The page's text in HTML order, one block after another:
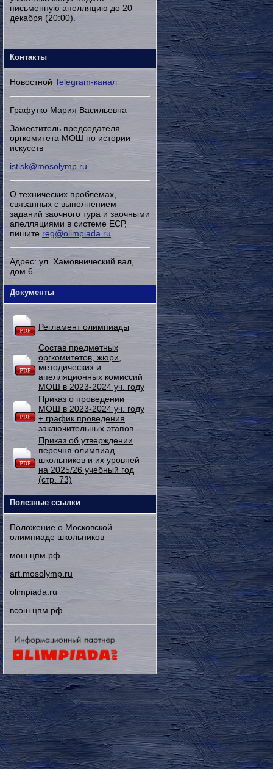
письменную апелляцию до 20
декабря (20:00).
Контакты
Новостной Telegram-канал
Графутко Мария Васильевна
Заместитель председателя
оргкомитета МОШ по истории
искусств
istisk@mosolymp.ru
О технических проблемах,
связанных с выполнением
заданий заочного тура и заочными
апелляциями в системе ЕСР,
пишите reg@olimpiada.ru
Адрес: ул. Хамовнический вал,
дом 6.
Документы
Регламент олимпиады
Состав предметных
оргкомитетов, жюри,
методических и
апелляционных комиссий
МОШ в 2023-2024 уч. году
Приказ о проведении
МОШ в 2023-2024 уч. году
+ график проведения
заключительных этапов
Приказ об утверждении
перечня олимпиад
школьников и их уровней
на 2025/26 учебный год
(стр. 73)
Полезные ссылки
Положение о Московской
олимпиаде школьников
мош.цпм.рф
art.mosolymp.ru
olimpiada.ru
всош.цпм.рф